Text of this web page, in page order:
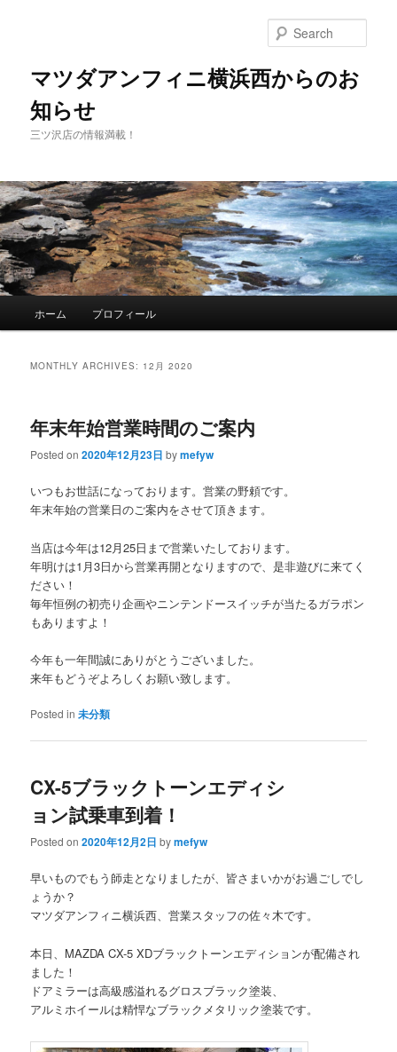
マツダアンフィニ横浜西からのお
知らせ
三ツ沢店の情報満載！
Skip
content
Skip
content
ホーム プロフィール
MONTHLY ARCHIVES: 12月 2020
年末年始営業時間のご案内
Posted on2020年12月23日 bymefyw
いつもお世話になっております。営業の野頼です。
年末年始の営業日のご案内をさせて頂きます。
当店は今年は12月25日まで営業いたしております。
年明けは1月3日から営業再開となりますので、是非遊びに来てく
ださい！
毎年恒例の初売り企画やニンテンドースイッチが当たるガラポン
もありますよ！
今年も一年間誠にありがとうございました。
来年もどうぞよろしくお願い致します。
Posted in 未分類
CX-5ブラックトーンエディシ
ョン試乗車到着！
Posted on2020年12月2日 bymefyw
早いものでもう師走となりましたが、皆さまいかがお過ごしでし
ょうか？
マツダアンフィニ横浜西、営業スタッフの佐々木です。
本日、MAZDA CX-5 XDブラックトーンエディションが配備され
ました！
ドアミラーは高級感溢れるグロスブラック塗装、
アルミホイールは精悍なブラックメタリック塗装です。